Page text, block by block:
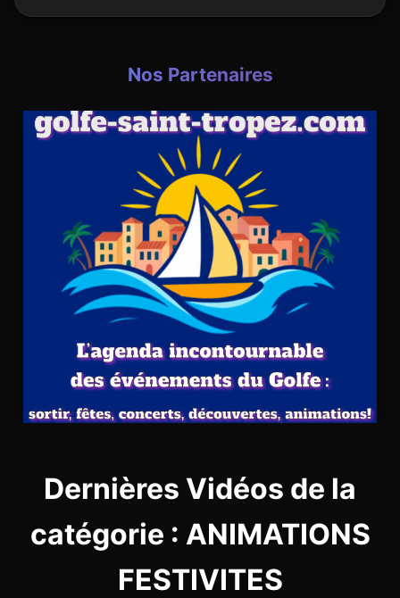
Nos Partenaires
Dernières Vidéos de la
catégorie : ANIMATIONS
FESTIVITES